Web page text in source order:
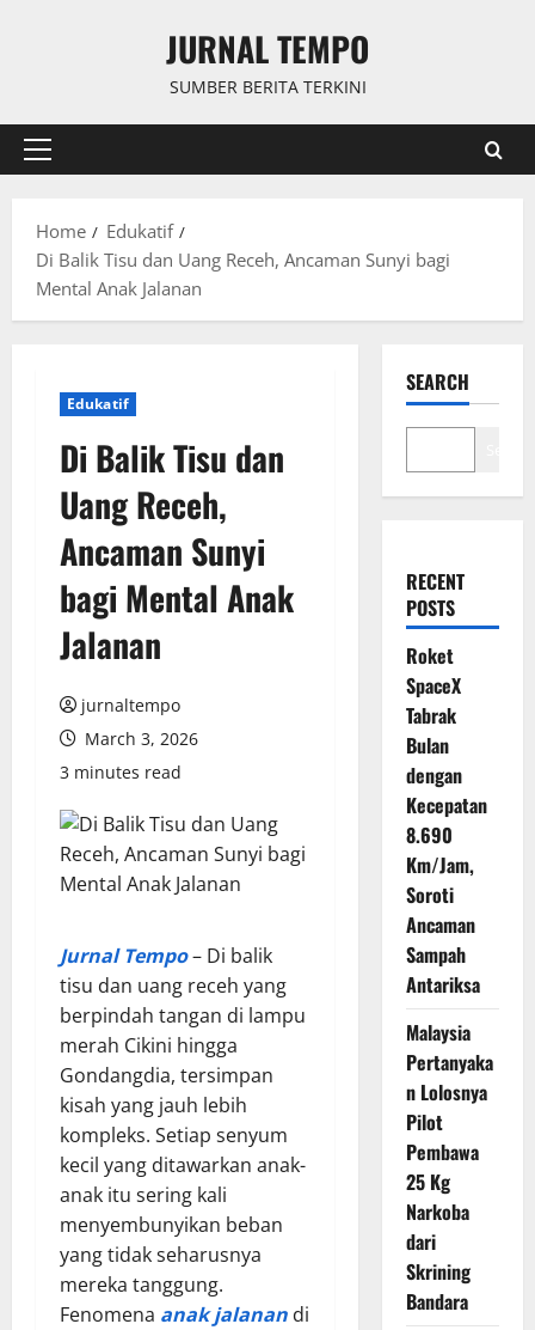
JURNAL TEMPO
SUMBER BERITA TERKINI
Primary
Home
Edukatif
Di Balik Tisu dan Uang Receh, Ancaman Sunyi bagi
Mental Anak Jalanan
Edukatif
Di Balik Tisu dan
Uang Receh,
Ancaman Sunyi
bagi Mental Anak
Jalanan
jurnaltempo
March 3, 2026
3 minutes read
Jurnal Tempo– Di balik
tisu dan uang receh yang
berpindah tangan di lampu
merah Cikini hingga
Gondangdia, tersimpan
kisah yang jauh lebih
kompleks. Setiap senyum
kecil yang ditawarkan anak-
anak itu sering kali
menyembunyikan beban
yang tidak seharusnya
mereka tanggung.
Fenomena anak jalanan di
SEARCH
RECENT
POSTS
Roket
SpaceX
Tabrak
Bulan
dengan
Kecepatan
8.690
Km/Jam,
Soroti
Ancaman
Sampah
Antariksa
Malaysia
Pertanyaka
n Lolosnya
Pilot
Pembawa
25 Kg
Narkoba
dari
Skrining
Bandara